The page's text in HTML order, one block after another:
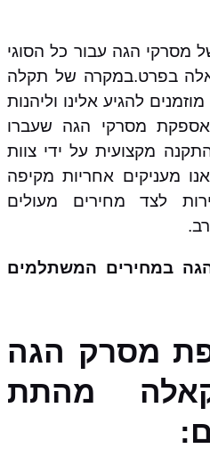
מסרקי הגה עבור כל הסוגי
בפרט.במקרה של תקלה
להגיע אלינו וליהנות
מסרקי הגה שעברו
מקצועית על ידי צוות
מעניקים אחריות מקיפה
לצד מחירים מעולים
במחירים המשתלמים
מסרק הגה
מהתת